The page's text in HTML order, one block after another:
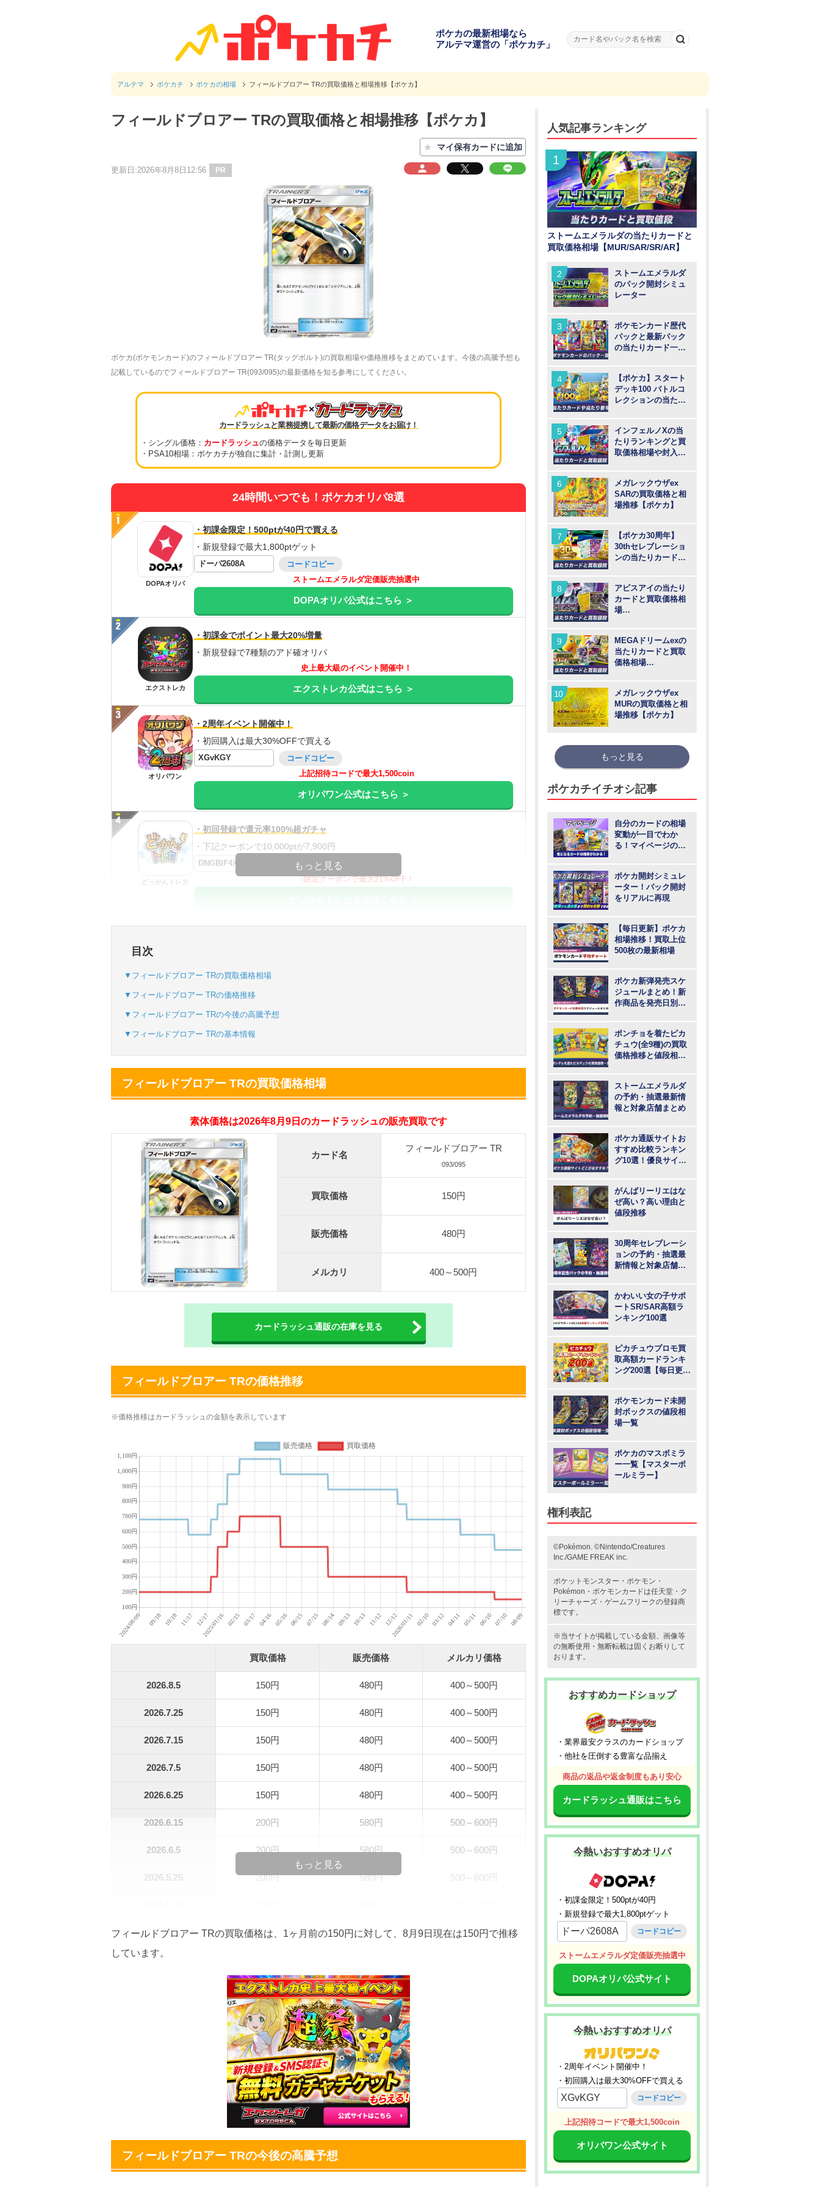
ポケカの最新相場なら
アルテマ運営の「ポケカチ」
アルテマ ポケカチ ポケカの相場 フィールドブロアー TRの買取価格と相場推移【ポケカ】
フィールドブロアー TRの買取価格と相場推移【ポケカ】
★ マイ保有カードに追加
更新日:2026年8月8日12:56 PR
ポケカ(ポケモンカード)のフィールドブロアー TR(タッグボルト)の買取相場や価格推移をまとめています。今後の高騰予想も
記載しているのでフィールドブロアー TR(093/095)の最新価格を知る参考にしてください。
×
カードラッシュと業務提携して最新の価格データをお届け！
・シングル価格： カードラッシュの価格データを毎日更新
・PSA10相場：ポケカチが独自に集計・計測し更新
24時間いつでも！ポケカオリパ8選
DOPAオリパ
・初課金限定！500ptが40円で買える
・新規登録で最大1,800ptゲット
ドーパ2608A
コードコピー
ストームエメラルダ定価販売抽選中
DOPAオリパ公式はこちら ＞
エクストレカ
・初課金でポイント最大20%増量
・新規登録で7種類のアド確オリパ
史上最大級のイベント開催中！
エクストレカ公式はこちら ＞
オリパワン
・2周年イベント開催中！
・初回購入は最大30%OFFで買える
XGvKGY
コードコピー
上記招待コードで最大1,500coin
オリパワン公式はこちら ＞
どっかんトレカ
・初回登録で還元率100%超ガチャ
・下記クーポンで10,000ptが7,900円
DNGBIF4X
コードコピー
↑限定クーポンで最大21%OFF！
・atone・ペイディ対応！
・新規登録で6種類アド確解禁
オリくじ
・新規登録で無料100連できる！
・初回購入は500coinが50円
TVCM記念！激熱イベント開催中
TORAオリパ
・リリース1周年イベント開催中！
・新規登録で最大90%OFF
TORAオリパ公式はこちら ＞
もっと見る
目次
▼フィールドブロアー TRの買取価格相場
▼フィールドブロアー TRの価格推移
▼フィールドブロアー TRの今後の高騰予想
▼フィールドブロアー TRの基本情報
フィールドブロアー TRの買取価格相場
素体価格は2026年8月9日のカードラッシュの販売買取です
カード名
フィールドブロアー TR
093/095
買取価格 150円
販売価格 480円
メルカリ 400～500円
カードラッシュ通販の在庫を見る
フィールドブロアー TRの価格推移
※価格推移はカードラッシュの金額を表示しています
買取価格 販売価格 メルカリ価格
2026.8.5 150円 480円 400～500円
2026.7.25 150円 480円 400～500円
2026.7.15 150円 480円 400～500円
2026.7.5 150円 480円 400～500円
2026.6.25 150円 480円 400～500円
2026.6.15 200円 580円 500～600円
2026.6.5 200円 580円 500～600円
2026.5.25 200円 580円 500～600円
2026.5.5 200円 580円 500～600円
2026.4.25
200円 580円
200円 680円
200円 680円
200円 680円
200円 680円
200円 680円
2026.2.15 200円
もっと見る
フィールドブロアー TRの買取価格は、1ヶ月前の150円に対して、8月9日現在は150円で推移
しています。
フィールドブロアー TRの今後の高騰予想
人気記事ランキング
ストームエメラルダの当たりカードと
買取価格相場【MUR/SAR/SR/AR】
ストームエメラルダ
のパック開封シミュ
レーター
ポケモンカード歴代
パックと最新パック
の当たりカード一覧
【ポケカ】スタート
デッキ100 バトルコ
レクションの当たり
インフェルノXの当
たりランキングと買
取価格相場や封入率
メガレックウザex
SARの買取価格と相
場推移【ポケカ】
【ポケカ30周年】
30thセレブレーショ
ンの当たりカードと
アビスアイの当たり
カードと買取価格相
場
MEGAドリームexの
当たりカードと買取
価格相場
メガレックウザex
MURの買取価格と相
場推移【ポケカ】
もっと見る
ポケカチイチオシ記事
自分のカードの相場
変動が一目でわか
る！マイページの登
ポケカ開封シミュレ
ーター！パック開封
をリアルに再現
【毎日更新】ポケカ
相場推移！買取上位
500枚の最新相場
ポケカ新弾発売スケ
ジュールまとめ！新
作商品を発売日別に
ポンチョを着たピカ
チュウ(全9種)の買取
価格推移と値段相
ストームエメラルダ
の予約・抽選最新情
報と対象店舗まとめ
ポケカ通販サイトお
すすめ比較ランキン
グ10選！優良サイト
がんばリーリエはな
ぜ高い？高い理由と
値段推移
30周年セレブレーシ
ョンの予約・抽選最
新情報と対象店舗ま
かわいい女の子サポ
ートSR/SAR高額ラ
ンキング100選
ピカチュウプロモ買
取高額カードランキ
ング200選【毎日更
ポケモンカード未開
封ボックスの値段相
場一覧
ポケカのマスボミラ
ー一覧【マスターボ
ールミラー】
権利表記
©Pokémon. ©Nintendo/Creatures
Inc./GAME FREAK inc.
ポケットモンスター ・ポケモン・
Pokémon・ ポケモンカードは任天堂・ ク
リーチャーズ ・ ゲームフリークの登録商
標です。
※当サイトが掲載している金額、画像等
の無断使用・無断転載は固くお断りして
おります。
おすすめカードショップ
・業界最安クラスのカードショップ
・他社を圧倒する豊富な品揃え
商品の返品や返金制度もあり安心
カードラッシュ通販はこちら
今熱いおすすめオリパ
・初課金限定！500ptが40円
・新規登録で最大1,800ptゲット
ドーパ2608A コードコピー
ストームエメラルダ定価販売抽選中
DOPAオリパ公式サイト
今熱いおすすめオリパ
・2周年イベント開催中！
・初回購入は最大30%OFFで買える
XGvKGY コードコピー
上記招待コードで最大1,500coin
オリパワン公式サイト